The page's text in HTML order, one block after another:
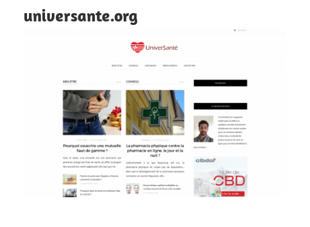
universante.org